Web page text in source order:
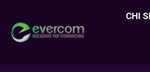
CHI
CHI